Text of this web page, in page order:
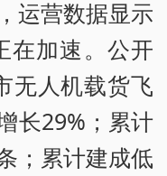
运营数据显示
在加速。公开
无人机载货飞
长29%；累计
；累计建成低